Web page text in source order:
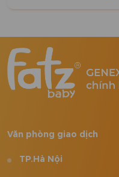
Văn phòng giao dịch
TP.Hà Nội